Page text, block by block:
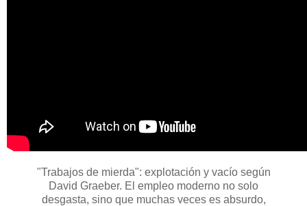
"Trabajos de mierda": explotación y vacío según
David Graeber. El empleo moderno no solo
desgasta, sino que muchas veces es absurdo,